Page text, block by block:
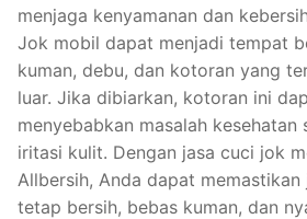
menjaga kenyamanan dan
Jok mobil dapat menjadi tempat
kuman, debu, dan kotoran yang
luar. Jika dibiarkan, kotoran ini
menyebabkan masalah
iritasi kulit. Dengan jasa cuci jok
Allbersih, Anda dapat
tetap bersih, bebas kuman, dan